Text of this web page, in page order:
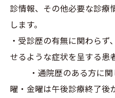
診情報、その他必要な診療
します。
・受診歴の有無に関わら
せるような症状を呈する患
・通院歴のある方に関
曜・金曜は午後診療終了後